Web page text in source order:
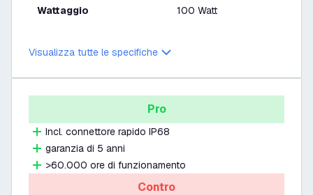
Wattaggio 100 Watt
Visualizza tutte le specifiche
Pro
Incl. connettore rapido IP68
garanzia di 5 anni
>60.000 ore di funzionamento
Contro